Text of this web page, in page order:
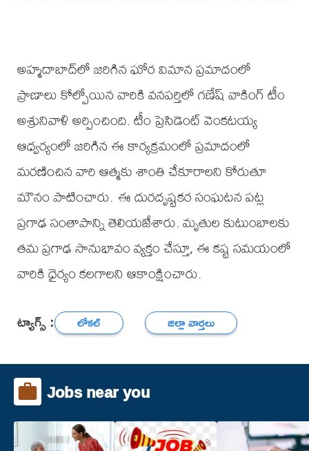
అహ్మదాబాద్‌లో జరిగిన ఘోర విమాన ప్రమాదంలో
ప్రాణాలు కోల్పోయిన వారికి వనపర్తిలో గణేష్ వాకింగ్ టీం
అశ్రునివాళి అర్పించింది. టీం ప్రెసిడెంట్ వెంకటయ్య
ఆధ్వర్యంలో జరిగిన ఈ కార్యక్రమంలో ప్రమాదంలో
మరణించిన వారి ఆత్మకు శాంతి చేకూరాలని కోరుతూ
మౌనం పాటించారు. ఈ దురదృష్టకర సంఘటన పట్ల
ప్రగాఢ సంతాపాన్ని తెలియజేశారు. మృతుల కుటుంబాలకు
తమ ప్రగాఢ సానుభావం వ్యక్తం చేస్తూ, ఈ కష్ట సమయంలో
వారికి ధైర్యం కలగాలని ఆకాంక్షించారు.
ట్యాగ్స్ : లోకల్ జిల్లా వార్తలు
Jobs near you